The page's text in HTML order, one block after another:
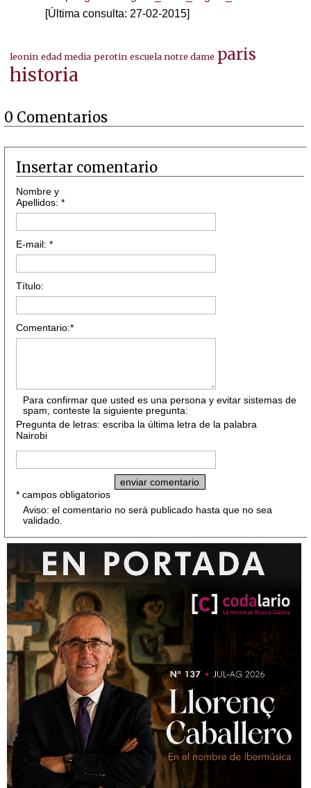
[Última consulta: 27-02-2015]
leonin edad media perotin escuela notre dame paris
historia
0 Comentarios
Insertar comentario
Nombre y
Apellidos: *
E-mail: *
Título:
Comentario:*
Para confirmar que usted es una persona y evitar sistemas de
spam, conteste la siguiente pregunta:
Pregunta de letras: escriba la última letra de la palabra
Nairobi
* campos obligatorios
Aviso: el comentario no será publicado hasta que no sea
validado.